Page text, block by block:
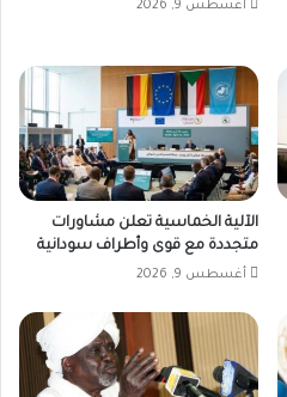
أغسطس 9, 2026
الآلية الخماسية تعلن مشاورات
متجددة مع قوى وأطراف سودانية
أغسطس 9, 2026